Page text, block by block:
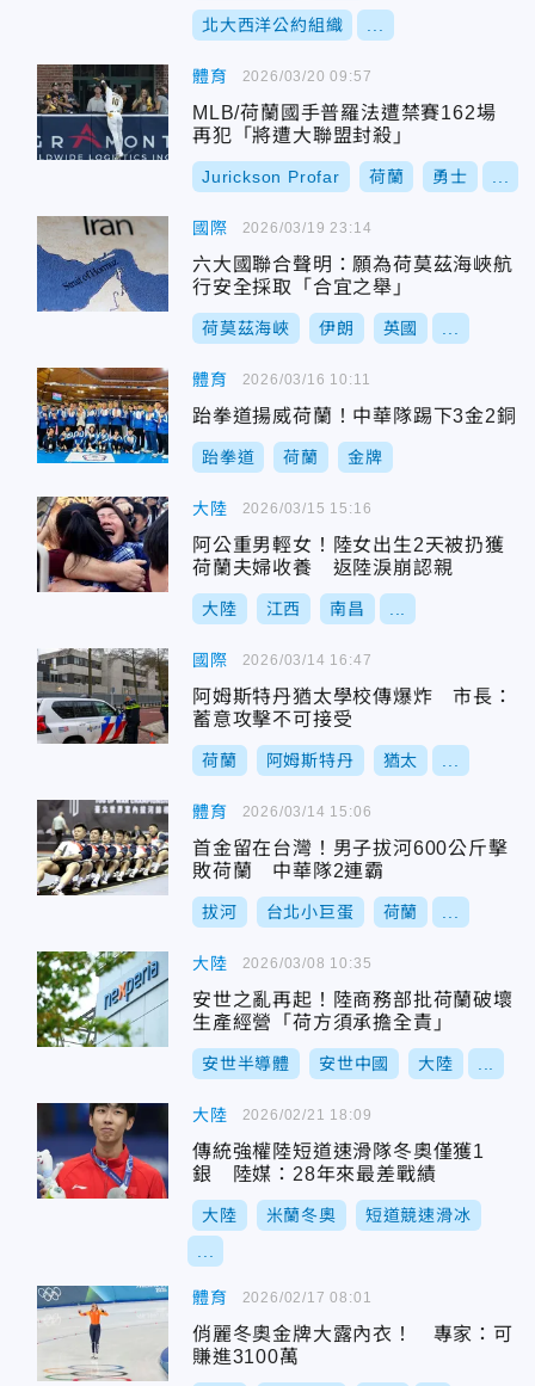
北大西洋公約組織
體育
MLB/荷蘭國手普羅法遭禁賽162場
再犯「將遭大聯盟封殺」
Jurickson Profar 荷蘭 勇士
2026/03/20 09:57
國際
六大國聯合聲明：願為荷莫茲海峽航
行安全採取「合宜之舉」
荷莫茲海峽 伊朗 英國
2026/03/19 23:14
體育
跆拳道揚威荷蘭！中華隊踢下3金2銅
跆拳道 荷蘭 金牌
2026/03/16 10:11
大陸
阿公重男輕女！陸女出生2天被扔獲
荷蘭夫婦收養 返陸淚崩認親
大陸 江西 南昌
2026/03/15 15:16
國際
阿姆斯特丹猶太學校傳爆炸 市長：
蓄意攻擊不可接受
荷蘭 阿姆斯特丹 猶太
2026/03/14 16:47
體育
首金留在台灣！男子拔河600公斤擊
敗荷蘭 中華隊2連霸
拔河 台北小巨蛋 荷蘭
2026/03/14 15:06
大陸
安世之亂再起！陸商務部批荷蘭破壞
生產經營「荷方須承擔全責」
安世半導體 安世中國 大陸
2026/03/08 10:35
大陸
傳統強權陸短道速滑隊冬奧僅獲1
銀 陸媒：28年來最差戰績
大陸 米蘭冬奧 短道競速滑冰
2026/02/21 18:09
體育
俏麗冬奧金牌大露內衣！ 專家：可
賺進3100萬
2026/02/17 08:01